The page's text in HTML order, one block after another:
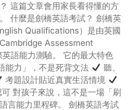
這篇文章會用家長看得懂的方
什麼是劍橋英語考試？ 劍橋英
Qualifications）是由英國
Assessment
語能力測驗。 它的最大特色
能力」，不是死背文法
聽、
考題設計貼近真實生活情境
對孩子來說，這不是一場「刷
言能力里程碑。 劍橋英語考試